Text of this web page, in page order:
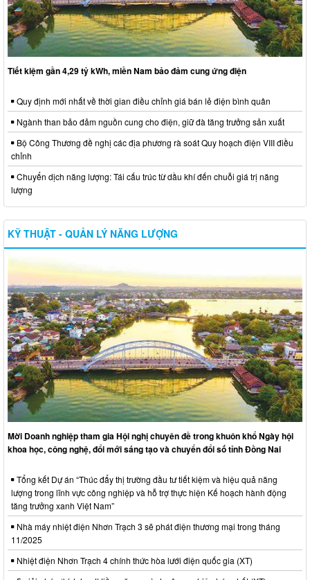
Tiết kiệm gần 4,29 tỷ kWh, miền Nam bảo đảm cung ứng điện
Quy định mới nhất về thời gian điều chỉnh giá bán lẻ điện bình quân
Ngành than bảo đảm nguồn cung cho điện, giữ đà tăng trưởng sản xuất
Bộ Công Thương đề nghị các địa phương rà soát Quy hoạch điện VIII điều
chỉnh
Chuyển dịch năng lượng: Tái cấu trúc từ dầu khí đến chuỗi giá trị năng
lượng
KỸ THUẬT - QUẢN LÝ NĂNG LƯỢNG
Mời Doanh nghiệp tham gia Hội nghị chuyên đề trong khuôn khổ Ngày hội
khoa học, công nghệ, đổi mới sáng tạo và chuyển đổi số tỉnh Đồng Nai
Tổng kết Dự án “Thúc đẩy thị trường đầu tư tiết kiệm và hiệu quả năng
lượng trong lĩnh vực công nghiệp và hỗ trợ thực hiện Kế hoạch hành động
tăng trưởng xanh Việt Nam”
Nhà máy nhiệt điện Nhơn Trạch 3 sẽ phát điện thương mại trong tháng
11/2025
Nhiệt điện Nhơn Trạch 4 chính thức hòa lưới điện quốc gia (XT)